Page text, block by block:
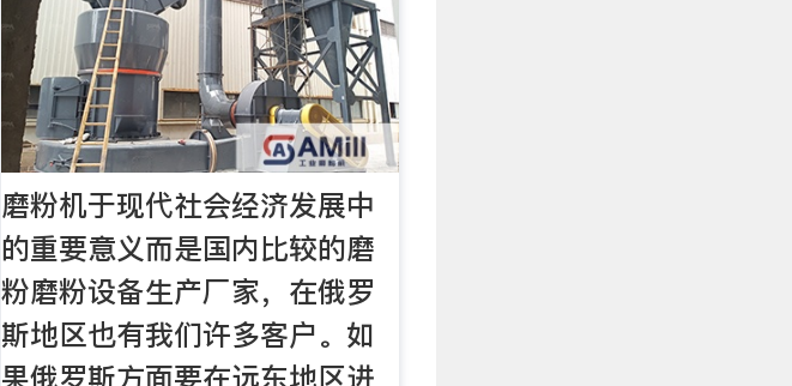
磨粉机于现代社会经济发展中
的重要意义而是国内比较的磨
粉磨粉设备生产厂家，在俄罗
斯地区也有我们许多客户。如